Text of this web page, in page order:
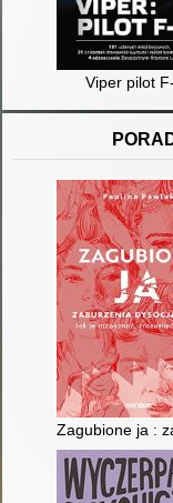
Viper pilot
Zagubione ja :